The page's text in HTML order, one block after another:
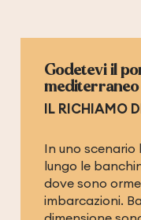
Godetevi il
mediterraneo
IL RICHIAMO
In uno scenario
lungo le
dove sono
imbarcazioni.